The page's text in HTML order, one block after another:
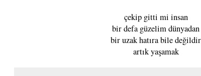
çekip gitti mi insan
bir defa güzelim dünyadan
bir uzak hatıra bile değildir
artık yaşamak